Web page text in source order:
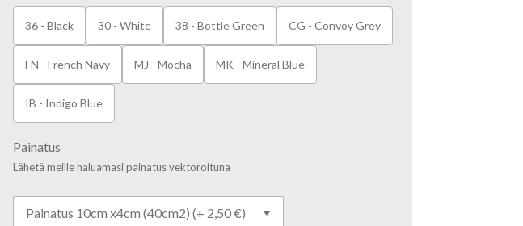
36 - Black 30 - White 38 - Bottle Green CG - Convoy Grey
FN - French Navy MJ - Mocha MK - Mineral Blue
IB - Indigo Blue
Painatus
Lähetä meille haluamasi painatus vektoroituna